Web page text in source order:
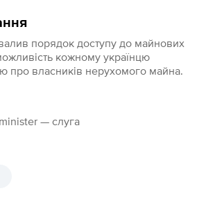
порядок доступу до майнових
кожному українцю
про власників нерухомого майна.
minister — слуга